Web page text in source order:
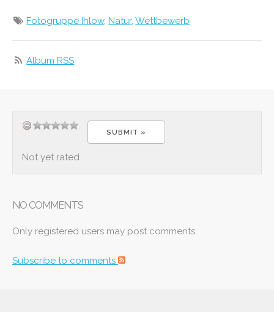
Fotogruppe Ihlow,Natur,Wettbewerb
Album RSS
Not yet rated
NO COMMENTS
Only registered users may post comments.
Subscribe to comments